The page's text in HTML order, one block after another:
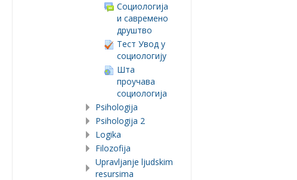
Социологија
и савремено
друштво
Тест Увод у
социологију
Шта
проучава
социологија
Psihologija
Psihologija 2
Logika
Filozofija
Upravljanje ljudskim
resursima